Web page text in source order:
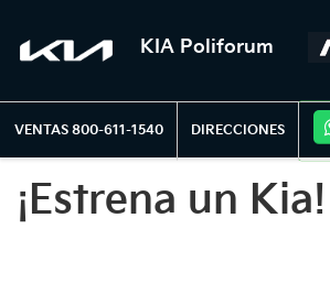
KIA Poliforum
VENTAS 800-611-1540 DIRECCIONES
¡Estrena un Kia!